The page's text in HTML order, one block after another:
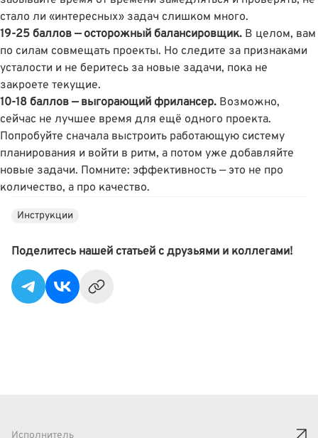
стало ли «интересных» задач слишком много.
19-25 баллов — осторожный балансировщик. В целом, вам
по силам совмещать проекты. Но следите за признаками
усталости и не беритесь за новые задачи, пока не
закроете текущие.
10-18 баллов — выгорающий фрилансер. Возможно,
сейчас не лучшее время для ещё одного проекта.
Попробуйте сначала выстроить работающую систему
планирования и войти в ритм, а потом уже добавляйте
новые задачи. Помните: эффективность — это не про
количество, а про качество.
Инструкции
Поделитесь нашей статьей с друзьями и коллегами!
Исполнитель